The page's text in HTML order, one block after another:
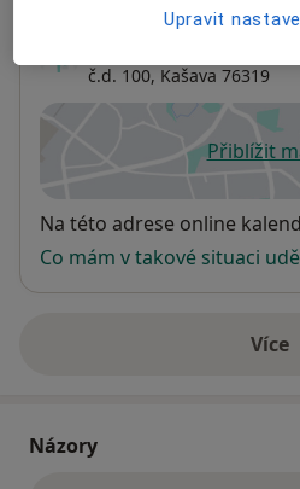
č.d. 100, Kašava 76319
Přiblížitse
Dostupnost
Na této adrese online
Co mám v takové situaci
Více
o
Názory
Upravit